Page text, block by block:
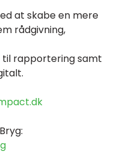
at skabe en mere
rådgivning,
rapportering samt